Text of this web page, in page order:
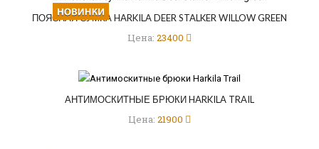
ПОЯСНАЯ СУМКА HARKILA DEER STALKER WILLOW GREEN
Цена: 23400
АНТИМОСКИТНЫЕ БРЮКИ HARKILA TRAIL
Цена: 21900